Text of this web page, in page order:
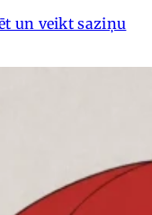
un veikt saziņu